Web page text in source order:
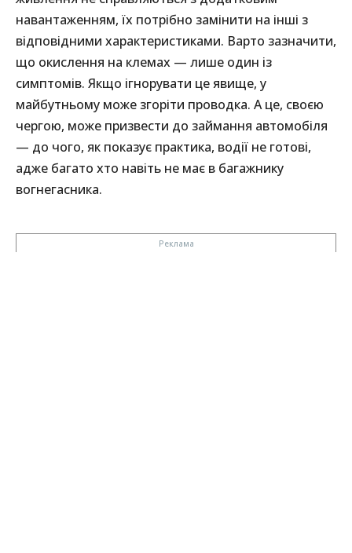
навантаженням, їх потрібно замінити на інші з
відповідними характеристиками. Варто зазначити,
що окислення на клемах — лише один із
симптомів. Якщо ігнорувати це явище, у
майбутньому може згоріти проводка. А це, своєю
чергою, може призвести до займання автомобіля
— до чого, як показує практика, водії не готові,
адже багато хто навіть не має в багажнику
вогнегасника.